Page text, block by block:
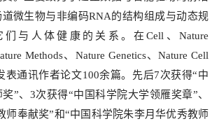
微生物与非编码RNA的结构组成与动态规
与人体健康的关系。在Cell、Nature
Methods、Nature Genetics、Nature Cell
表通讯作者论文100余篇。先后7次获得“中
”、3次获得“中国科学院大学领雁奖章”、
师奉献奖”和“中国科学院朱李月华优秀教师